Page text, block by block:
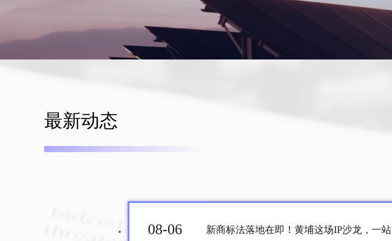
最新动态
08-06
新商标法落地在即！黄埔这场IP沙龙，一站